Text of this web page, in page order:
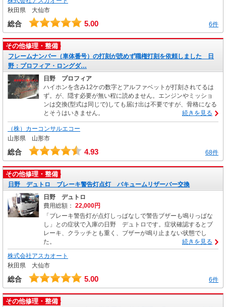
秋田県 大仙市
総合 5.00 6件
その他修理・整備
フレームナンバー（車体番号）の打刻が読めず職権打刻を依頼しました 日
野：プロフィア・ロングダ…
日野 プロフィア
ハイホンを含み12ケの数字とアルファベットが打刻されてるは
ず。が、隠す必要が無い程に読めません。エンジンやミッショ
ンは交換(型式は同じで)しても届け出は不要ですが、骨格になる
とそうはいきません。
続きを見る
（株）カーコンサルエコー
山形県 山形市
総合 4.93 68件
その他修理・整備
日野 デュトロ ブレーキ警告灯点灯 バキュームリザーバー交換
日野 デュトロ
費用総額： 22,000円
「ブレーキ警告灯が点灯しっぱなしで警告ブザーも鳴りっぱな
し」との症状で入庫の日野 デュトロです。症状確認するとブ
レーキ、クラッチとも重く、ブザーが鳴り止まない状態でし
た。
続きを見る
株式会社アスカオート
秋田県 大仙市
総合 5.00 6件
その他修理・整備